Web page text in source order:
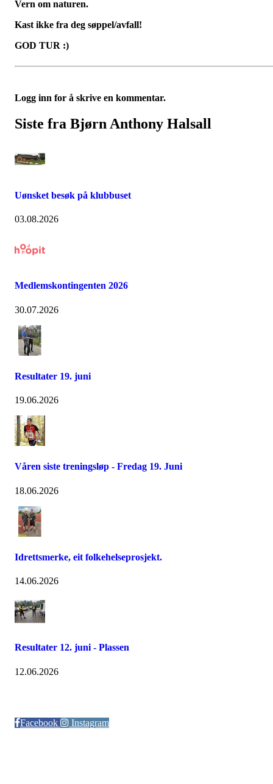
Vern om naturen.
Kast ikke fra deg søppel/avfall!
GOD TUR :)
Logg inn for å skrive en kommentar.
Siste fra Bjørn Anthony Halsall
Uønsket besøk på klubbuset
03.08.2026
Medlemskontingenten 2026
30.07.2026
Resultater 19. juni
19.06.2026
Våren siste treningsløp - Fredag 19. Juni
18.06.2026
Idrettsmerke, eit folkehelseprosjekt.
14.06.2026
Resultater 12. juni - Plassen
12.06.2026
Facebook
Instagram